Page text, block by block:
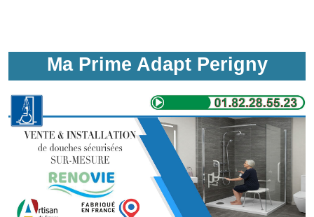
Ma Prime Adapt Perigny